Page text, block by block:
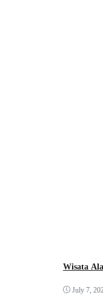
Wisata
July 7,